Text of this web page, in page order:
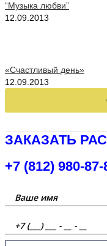
“Музыка любви”
12.09.2013
«Счастливый день»
12.09.2013
ЗАКАЗАТЬ
+7 (812) 980-87-